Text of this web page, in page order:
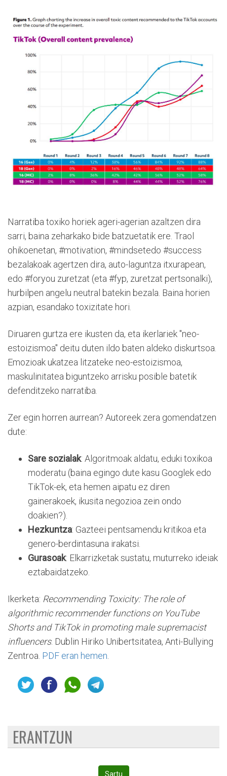
Narratiba toxiko horiek ageri-agerian azaltzen dira
sarri, baina zeharkako bide batzuetatik ere. Traol
ohikoenetan, #motivation, #mindsetedo #success
bezalakoak agertzen dira, auto-laguntza itxurapean,
edo #foryou zuretzat (eta #fyp, zuretzat pertsonalki),
hurbilpen angelu neutral batekin bezala. Baina horien
azpian, esandako toxizitate hori.
Diruaren gurtza ere ikusten da, eta ikerlariek "neo-
estoizismoa" deitu duten ildo baten aldeko diskurtsoa.
Emozioak ukatzea litzateke neo-estoizismoa,
maskulinitatea biguntzeko arrisku posible batetik
defenditzeko narratiba.
Zer egin horren aurrean? Autoreek zera gomendatzen
dute:
Sare sozialak: Algoritmoak aldatu, eduki toxikoa
moderatu (baina egingo dute kasu Googlek edo
TikTok-ek, eta hemen aipatu ez diren
gainerakoek, ikusita negozioa zein ondo
doakien?).
Hezkuntza: Gazteei pentsamendu kritikoa eta
genero-berdintasuna irakatsi.
Gurasoak: Elkarrizketak sustatu, muturreko ideiak
eztabaidatzeko.
Ikerketa: Recommending Toxicity: The role of
algorithmic recommender functions on YouTube
Shorts and TikTok in promoting male supremacist
influencers. Dublin Hiriko Unibertsitatea, Anti-Bullying
Zentroa. PDF eran hemen
ERANTZUN
Sartu